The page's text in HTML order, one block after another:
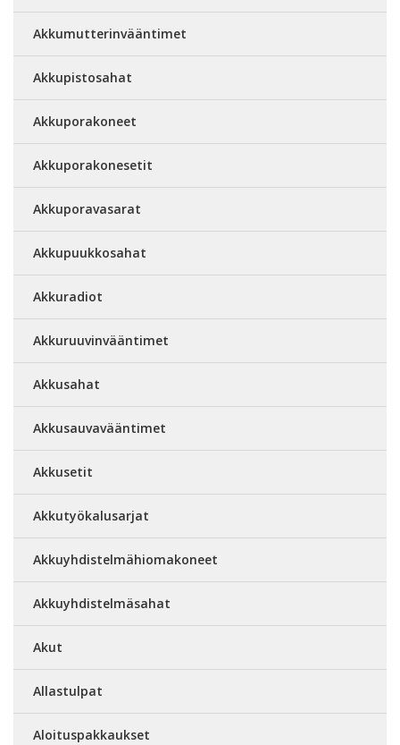
Akkumutterinvääntimet
Akkupistosahat
Akkuporakoneet
Akkuporakonesetit
Akkuporavasarat
Akkupuukkosahat
Akkuradiot
Akkuruuvinvääntimet
Akkusahat
Akkusauvavääntimet
Akkusetit
Akkutyökalusarjat
Akkuyhdistelmähiomakoneet
Akkuyhdistelmäsahat
Akut
Allastulpat
Aloituspakkaukset